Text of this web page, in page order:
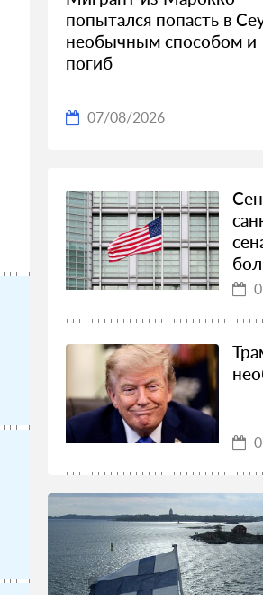
попытался попасть в
необычным способом и
погиб
07/08/2026